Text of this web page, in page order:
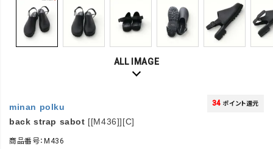
ALL IMAGE
minan polku
back strap sabot [[M436]][C]
34 ポイント還元
商品番号：M436